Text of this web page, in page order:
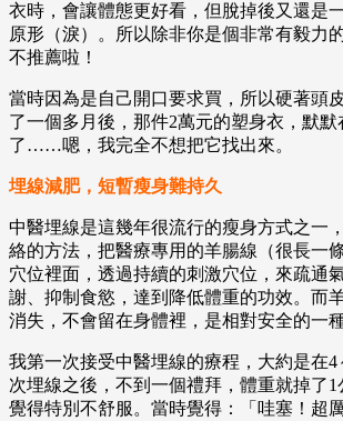
衣時，會讓體態更好看，但脫掉後又還是
原形（淚）。所以除非你是個非常有毅力
不推薦啦！
當時因為是自己開口要求買，所以硬著頭
了一個多月後，那件2萬元的塑身衣，默
了……嗯，我完全不想把它找出來。
埋線減肥，短暫瘦身難持久
中醫埋線是這幾年很流行的瘦身方式之一
絡的方法，把醫療專用的羊腸線（很長一
穴位裡面，透過持續的刺激穴位，來疏通
謝、抑制食慾，達到降低體重的功效。而
消失，不會留在身體裡，是相對安全的一
我第一次接受中醫埋線的療程，大約是在4
次埋線之後，不到一個禮拜，體重就掉了
覺得特別不舒服。當時覺得：「哇塞！超